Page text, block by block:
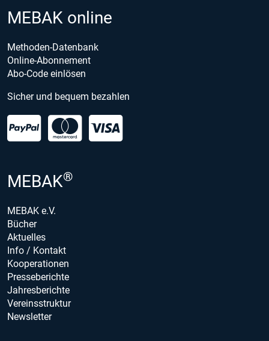
MEBAK online
Methoden-Datenbank
Online-Abonnement
Abo-Code einlösen
Sicher und bequem bezahlen
MEBAK®
MEBAK e.V.
Bücher
Aktuelles
Info / Kontakt
Kooperationen
Presseberichte
Jahresberichte
Vereinsstruktur
Newsletter